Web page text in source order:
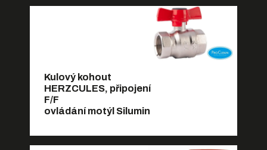
Kulový kohout
HERZCULES, připojení
F/F
ovládání motýl Silumin